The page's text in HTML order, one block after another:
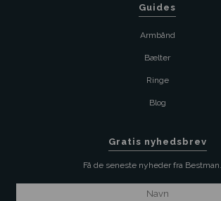
Guides
Armbånd
Bælter
Ringe
Blog
Gratis nyhedsbrev
Få de seneste nyheder fra